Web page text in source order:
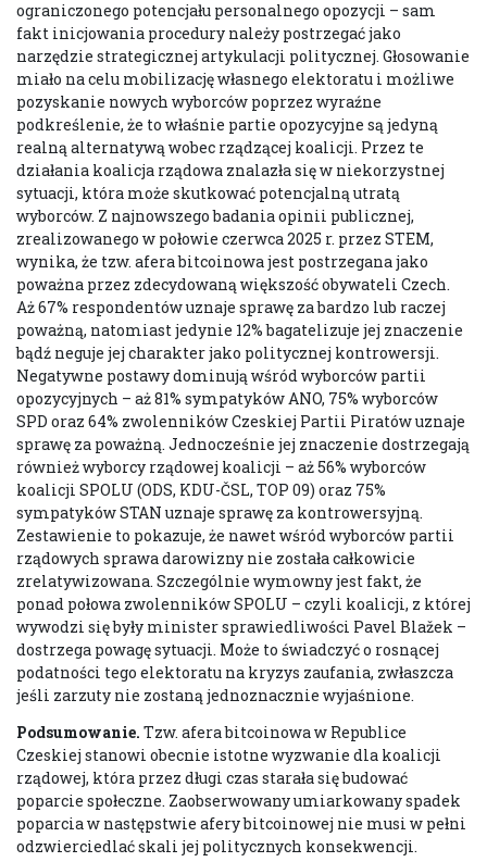
ograniczonego potencjału personalnego opozycji – sam
fakt inicjowania procedury należy postrzegać jako
narzędzie strategicznej artykulacji politycznej. Głosowanie
miało na celu mobilizację własnego elektoratu i możliwe
pozyskanie nowych wyborców poprzez wyraźne
podkreślenie, że to właśnie partie opozycyjne są jedyną
realną alternatywą wobec rządzącej koalicji. Przez te
działania koalicja rządowa znalazła się w niekorzystnej
sytuacji, która może skutkować potencjalną utratą
wyborców. Z najnowszego badania opinii publicznej,
zrealizowanego w połowie czerwca 2025 r. przez STEM,
wynika, że tzw. afera bitcoinowa jest postrzegana jako
poważna przez zdecydowaną większość obywateli Czech.
Aż 67% respondentów uznaje sprawę za bardzo lub raczej
poważną, natomiast jedynie 12% bagatelizuje jej znaczenie
bądź neguje jej charakter jako politycznej kontrowersji.
Negatywne postawy dominują wśród wyborców partii
opozycyjnych – aż 81% sympatyków ANO, 75% wyborców
SPD oraz 64% zwolenników Czeskiej Partii Piratów uznaje
sprawę za poważną. Jednocześnie jej znaczenie dostrzegają
również wyborcy rządowej koalicji – aż 56% wyborców
koalicji SPOLU (ODS, KDU-ČSL, TOP 09) oraz 75%
sympatyków STAN uznaje sprawę za kontrowersyjną.
Zestawienie to pokazuje, że nawet wśród wyborców partii
rządowych sprawa darowizny nie została całkowicie
zrelatywizowana. Szczególnie wymowny jest fakt, że
ponad połowa zwolenników SPOLU – czyli koalicji, z której
wywodzi się były minister sprawiedliwości Pavel Blažek –
dostrzega powagę sytuacji. Może to świadczyć o rosnącej
podatności tego elektoratu na kryzys zaufania, zwłaszcza
jeśli zarzuty nie zostaną jednoznacznie wyjaśnione.
Podsumowanie. Tzw. afera bitcoinowa w Republice
Czeskiej stanowi obecnie istotne wyzwanie dla koalicji
rządowej, która przez długi czas starała się budować
poparcie społeczne. Zaobserwowany umiarkowany spadek
poparcia w następstwie afery bitcoinowej nie musi w pełni
odzwierciedlać skali jej politycznych konsekwencji.